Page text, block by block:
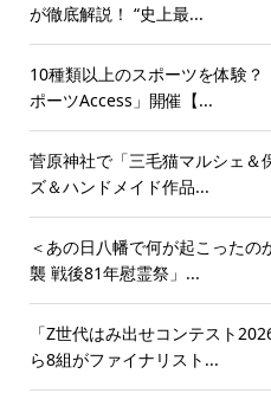
が徹底解説！ “史上最...
10種類以上のスポーツを体験
ポーツAccess」開催【...
菅原神社で「三毛猫マルシェ
ズ＆ハンドメイド作品...
＜あの日八幡で何が起こった
襲 戦後81年慰霊祭」...
「Z世代はみ出せコンテスト
ら8組がファイナリスト...